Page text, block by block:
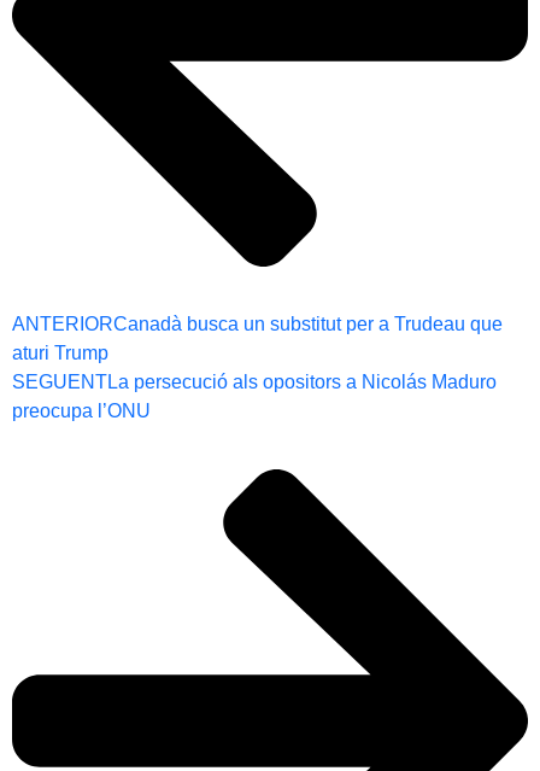
ANTERIORCanadà busca un substitut per a Trudeau que
aturi Trump
SEGUENTLa persecució als opositors a Nicolás Maduro
preocupa l’ONU